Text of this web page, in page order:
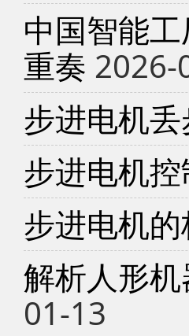
中国智能
重奏 2026-
步进电机
步进电机
步进电机
解析人形
01-13